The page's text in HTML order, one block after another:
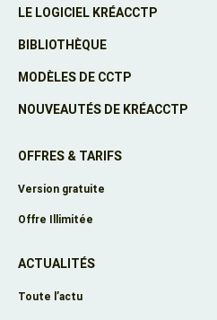
LE LOGICIEL KRÉACCTP
BIBLIOTHÈQUE
MODÈLES DE CCTP
NOUVEAUTÉS DE KRÉACCTP
OFFRES & TARIFS
Version gratuite
Offre Illimitée
ACTUALITÉS
Toute l’actu